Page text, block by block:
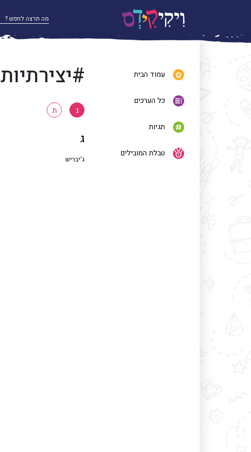
עמוד הבית
כל הערכים
תגיות
טבלת המובילים
#יצירתיות
ג ת
ג
ג'יבריש